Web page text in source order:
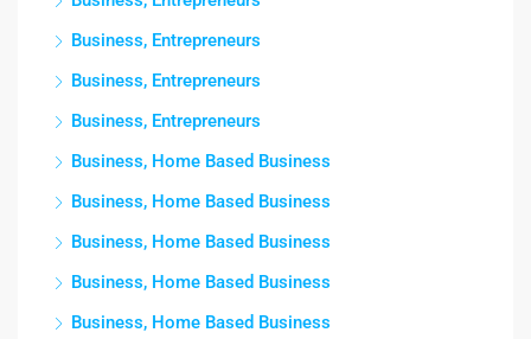
Business, Entrepreneurs
Business, Entrepreneurs
Business, Entrepreneurs
Business, Home Based Business
Business, Home Based Business
Business, Home Based Business
Business, Home Based Business
Business, Home Based Business